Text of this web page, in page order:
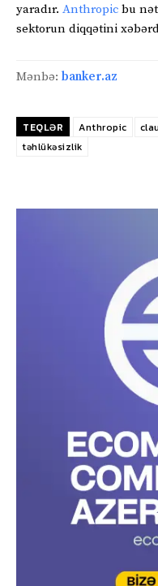
yaradır. Anthropic bu
sektorun diqqətini
Mənbə: banker.az
TEQLƏR Anthropic
təhlükəsizlik